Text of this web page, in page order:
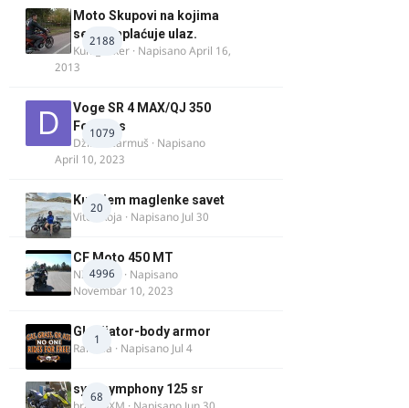
2188
Moto Skupovi na kojima
se ne naplaćuje ulaz.
Kum_Mixer · NapisanoApril 16,
2013
1079
Voge SR 4 MAX/QJ 350
Fortress
Džim Džarmuš · Napisano
April 10, 2023
20
Kupujem maglenke savet
Vitez Koja · Napisano Jul 30
4996
CF Moto 450 MT
NIKOLA 1
· Napisano
Novembar 10, 2023
1
Gladijator-body armor
Rale-Ča · Napisano Jul 4
68
sym symphony 125 sr